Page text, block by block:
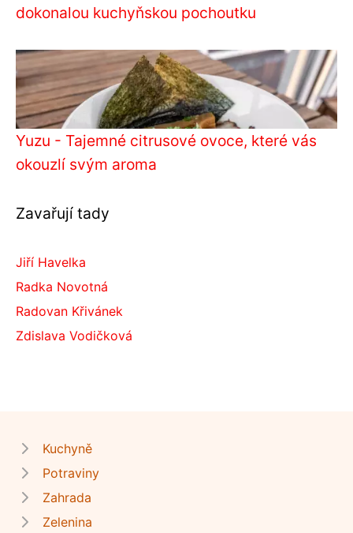
dokonalou kuchyňskou pochoutku
Yuzu - Tajemné citrusové ovoce, které vás
okouzlí svým aroma
Zavařují tady
Jiří Havelka
Radka Novotná
Radovan Křivánek
Zdislava Vodičková
Kuchyně
Potraviny
Zahrada
Zelenina